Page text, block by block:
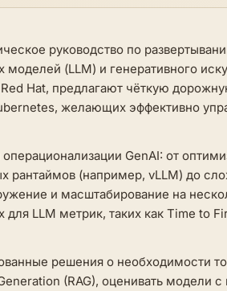
руководство по
(LLM) и генеративного
Hat, предлагают чёткую
желающих эффективно
GenAI: от
рантаймов (например, vLLM) до
и масштабирование на
LLM метрик, таких как Time to
решения о необходимости
(RAG), оценивать модели